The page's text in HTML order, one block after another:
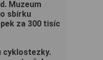
Muzeum
sbírku
za 300 tisíc
cyklostezky.